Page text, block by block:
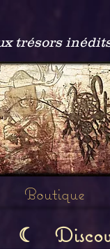
trésors
Boutique
☾